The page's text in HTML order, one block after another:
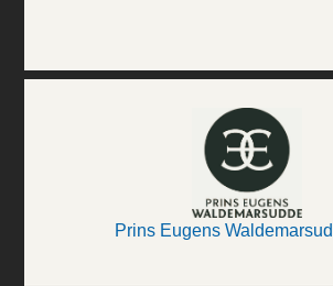
Prins Eugens